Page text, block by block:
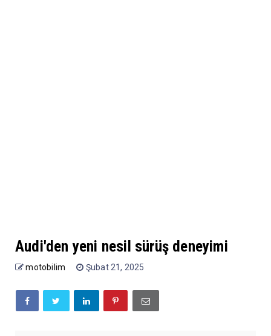
Audi'den yeni nesil sürüş deneyimi
motobilim Şubat 21, 2025